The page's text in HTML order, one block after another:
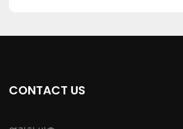
CONTACT US